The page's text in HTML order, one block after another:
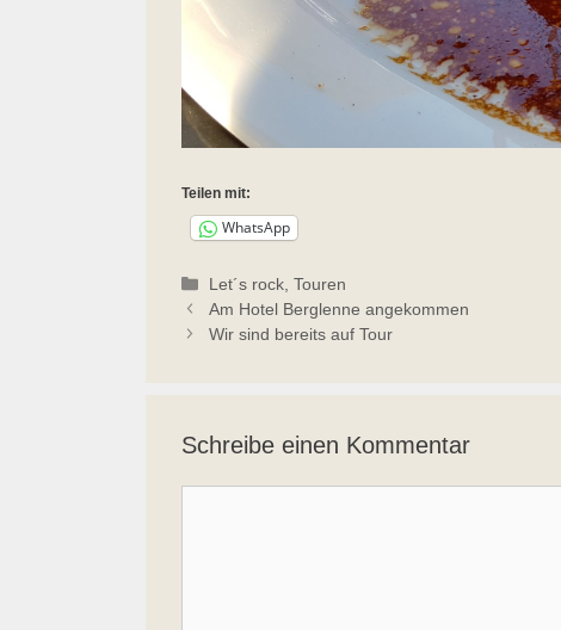
Teilen mit:
WhatsApp
Kategorien
Let´s rock ,Touren
Am Hotel Berglenne angekommen
Wir sind bereits auf Tour
Schreibe einen Kommentar